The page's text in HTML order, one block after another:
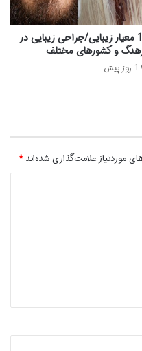
11 معیار زیبایی/جراحی زیبایی در
و کشورهای مختلف
1 روز پیش
موردنیاز علامت‌گذاری شده‌اند*